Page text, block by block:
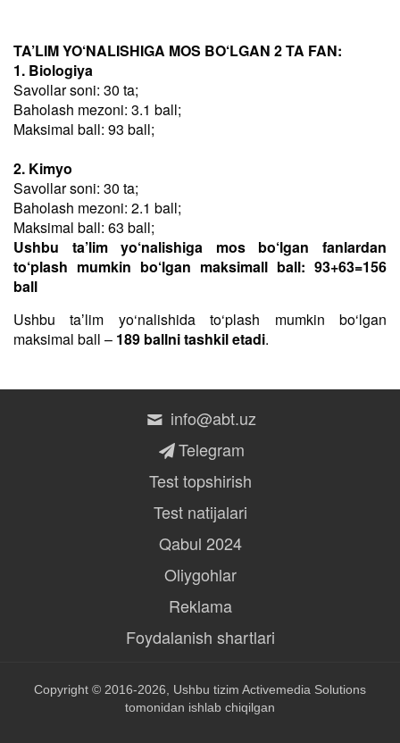
TA’LIM YO‘NALISHIGA MOS BO‘LGAN 2 TA FAN:
1. Biologiya
Savollar soni: 30 ta;
Baholash mezoni: 3.1 ball;
Maksimal ball: 93 ball;
2. Kimyo
Savollar soni: 30 ta;
Baholash mezoni: 2.1 ball;
Maksimal ball: 63 ball;
Ushbu ta’lim yo‘nalishiga mos bo‘lgan fanlardan
to‘plash mumkin bo‘lgan maksimall ball: 93+63=156
ball
Ushbu taʼlim yo‘nalishida to‘plash mumkin bo‘lgan
maksimal ball – 189 ballni tashkil etadi.
info@abt.uz
Telegram
Test topshirish
Test natijalari
Qabul 2024
Oliygohlar
Reklama
Foydalanish shartlari
Copyright © 2016-2026, Ushbu tizim Activemedia Solutions
tomonidan ishlab chiqilgan